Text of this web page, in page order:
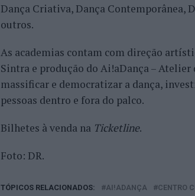
Dança Criativa, Dança Contemporânea,
outros.
As academias contam com direção
Sintra e produção do Ai!aDança –
massificar e democratizar a dança,
pessoas dentro e fora do palco.
Bilhetes à venda na Ticketline.
Foto: DR.
TÓPICOS RELACIONADOS: AI!ADANÇA CENTRO